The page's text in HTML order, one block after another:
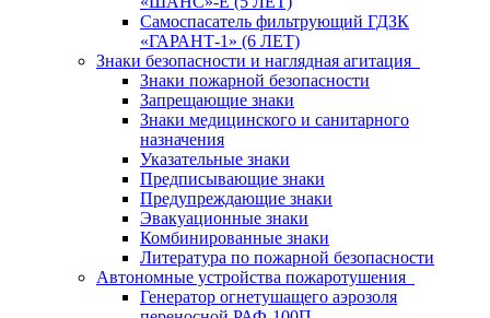
Самоспасатель фильтрующий ГДЗК
«ГАРАНТ-1» (6 ЛЕТ)
Знаки безопасности и наглядная агитация
Знаки пожарной безопасности
Запрещающие знаки
Знаки медицинского и санитарного
назначения
Указательные знаки
Предписывающие знаки
Предупреждающие знаки
Эвакуационные знаки
Комбинированные знаки
Литература по пожарной безопасности
Автономные устройства пожаротушения
Генератор огнетушащего аэрозоля